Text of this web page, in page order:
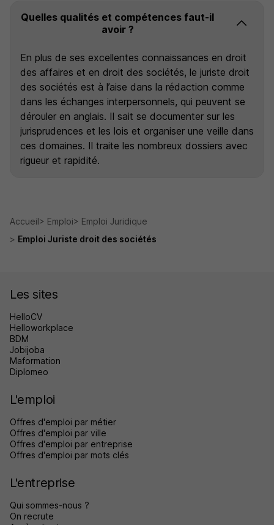
Quelles qualités et compétences faut-il
avoir ?
En plus de ses excellentes connaissances en droit
des affaires et en droit des sociétés, le juriste droit
des sociétés est à l’aise dans la rédaction comme
dans les échanges interpersonnels, qui peuvent se
dérouler en anglais. Il sait se documenter sur les
jurisprudences et les lois et organiser une veille dans
ces domaines. Il traite les nombreux dossiers avec
rigueur et rapidité.
Accueil Emploi
Emploi Juridique
Emploi Juriste droit des sociétés
Les sites
HelloCV
Helloworkplace
BDM
Jobijoba
Maformation
Diplomeo
L'emploi
Offres d'emploi par métier
Offres d'emploi par ville
Offres d'emploi par entreprise
Offres d'emploi par mots clés
L'entreprise
Qui sommes-nous ?
On recrute